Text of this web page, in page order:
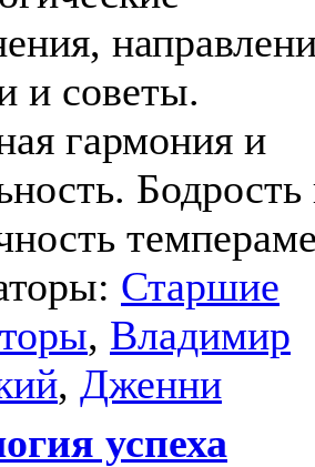
и советы.
гармония и
Бодрость
Старшие
, Владимир
, Дженни
успеха